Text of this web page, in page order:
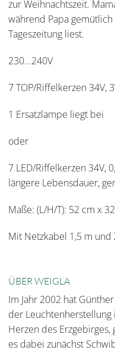
zur Weihnachtszeit.
während Papa
Tageszeitung liest.
230...240V
7 TOP/Riffelkerzen 34V,
1 Ersatzlampe liegt bei
oder
7 LED/Riffelkerzen 34V,
längere Lebensdauer,
Maße: (L/H/T): 52 cm x
Mit Netzkabel 1,5 m und
ÜBER WEIGLA
Im Jahr 2002 hat
der
Herzen des
es dabei zunächst